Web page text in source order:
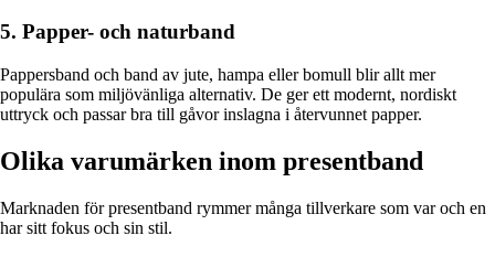
5. Papper- och naturband
Pappersband och band av jute, hampa eller bomull blir allt mer
populära som miljövänliga alternativ. De ger ett modernt, nordiskt
uttryck och passar bra till gåvor inslagna i återvunnet papper.
Olika varumärken inom presentband
Marknaden för presentband rymmer många tillverkare som var och en
har sitt fokus och sin stil.